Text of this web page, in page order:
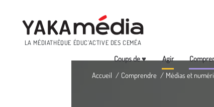
LA MÉDIATHÈQUE ÉDUC’ACTIVE DES CEMÉA
Menu
Coups de ♥ Agir
Accueil Comprendre Médias et